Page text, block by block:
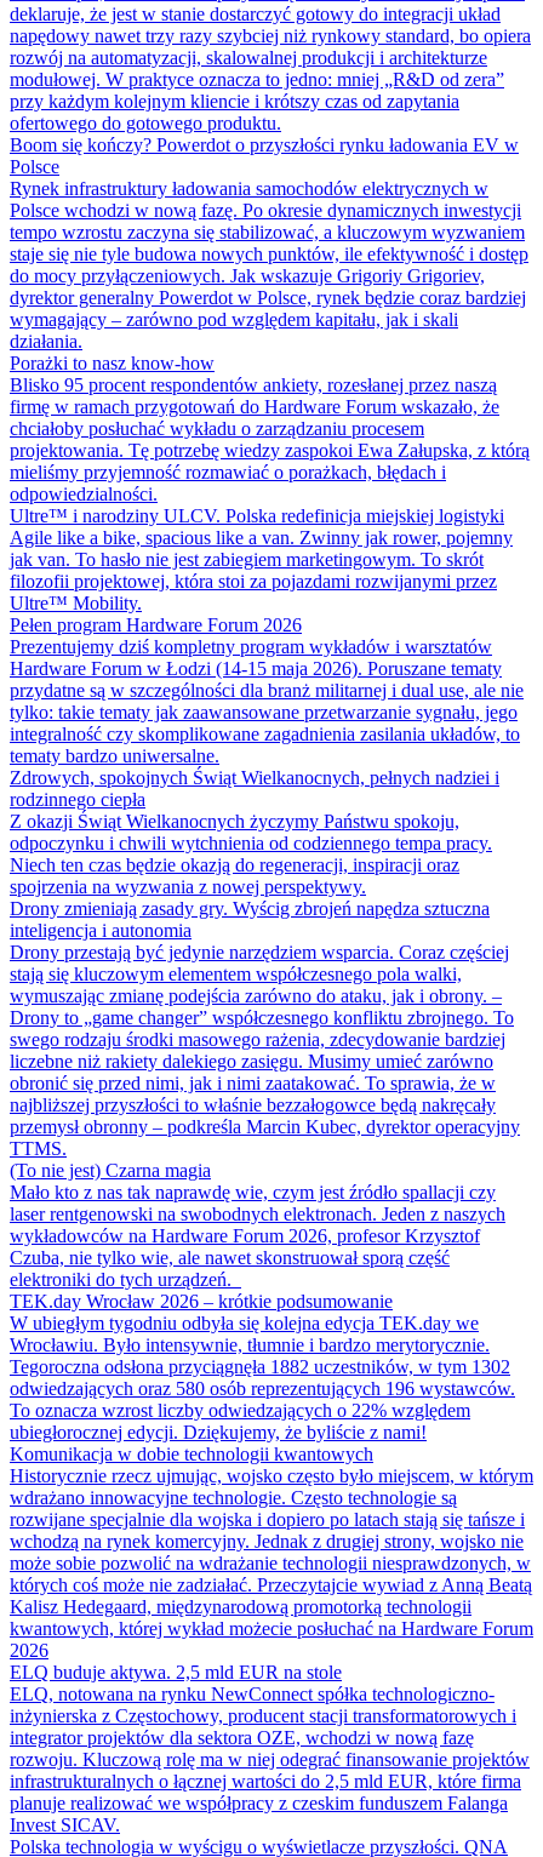
deklaruje, że jest w stanie dostarczyć gotowy do integracji układ
napędowy nawet trzy razy szybciej niż rynkowy standard, bo opiera
rozwój na automatyzacji, skalowalnej produkcji i architekturze
modułowej. W praktyce oznacza to jedno: mniej „R&D od zera”
przy każdym kolejnym kliencie i krótszy czas od zapytania
ofertowego do gotowego produktu.
Boom się kończy? Powerdot o przyszłości rynku ładowania EV w
Polsce
Rynek infrastruktury ładowania samochodów elektrycznych w
Polsce wchodzi w nową fazę. Po okresie dynamicznych inwestycji
tempo wzrostu zaczyna się stabilizować, a kluczowym wyzwaniem
staje się nie tyle budowa nowych punktów, ile efektywność i dostęp
do mocy przyłączeniowych. Jak wskazuje Grigoriy Grigoriev,
dyrektor generalny Powerdot w Polsce, rynek będzie coraz bardziej
wymagający – zarówno pod względem kapitału, jak i skali
działania.
Porażki to nasz know-how
Blisko 95 procent respondentów ankiety, rozesłanej przez naszą
firmę w ramach przygotowań do Hardware Forum wskazało, że
chciałoby posłuchać wykładu o zarządzaniu procesem
projektowania. Tę potrzebę wiedzy zaspokoi Ewa Załupska, z którą
mieliśmy przyjemność rozmawiać o porażkach, błędach i
odpowiedzialności.
Ultre™ i narodziny ULCV. Polska redefinicja miejskiej logistyki
Agile like a bike, spacious like a van. Zwinny jak rower, pojemny
jak van. To hasło nie jest zabiegiem marketingowym. To skrót
filozofii projektowej, która stoi za pojazdami rozwijanymi przez
Ultre™ Mobility.
Pełen program Hardware Forum 2026
Prezentujemy dziś kompletny program wykładów i warsztatów
Hardware Forum w Łodzi (14-15 maja 2026). Poruszane tematy
przydatne są w szczególności dla branż militarnej i dual use, ale nie
tylko: takie tematy jak zaawansowane przetwarzanie sygnału, jego
integralność czy skomplikowane zagadnienia zasilania układów, to
tematy bardzo uniwersalne.
Zdrowych, spokojnych Świąt Wielkanocnych, pełnych nadziei i
rodzinnego ciepła
Z okazji Świąt Wielkanocnych życzymy Państwu spokoju,
odpoczynku i chwili wytchnienia od codziennego tempa pracy.
Niech ten czas będzie okazją do regeneracji, inspiracji oraz
spojrzenia na wyzwania z nowej perspektywy.
Drony zmieniają zasady gry. Wyścig zbrojeń napędza sztuczna
inteligencja i autonomia
Drony przestają być jedynie narzędziem wsparcia. Coraz częściej
stają się kluczowym elementem współczesnego pola walki,
wymuszając zmianę podejścia zarówno do ataku, jak i obrony. –
Drony to „game changer” współczesnego konfliktu zbrojnego. To
swego rodzaju środki masowego rażenia, zdecydowanie bardziej
liczebne niż rakiety dalekiego zasięgu. Musimy umieć zarówno
obronić się przed nimi, jak i nimi zaatakować. To sprawia, że w
najbliższej przyszłości to właśnie bezzałogowce będą nakręcały
przemysł obronny – podkreśla Marcin Kubec, dyrektor operacyjny
TTMS.
(To nie jest) Czarna magia
Mało kto z nas tak naprawdę wie, czym jest źródło spallacji czy
laser rentgenowski na swobodnych elektronach. Jeden z naszych
wykładowców na Hardware Forum 2026, profesor Krzysztof
Czuba, nie tylko wie, ale nawet skonstruował sporą część
elektroniki do tych urządzeń.
TEK.day Wrocław 2026 – krótkie podsumowanie
W ubiegłym tygodniu odbyła się kolejna edycja TEK.day we
Wrocławiu. Było intensywnie, tłumnie i bardzo merytorycznie.
Tegoroczna odsłona przyciągnęła 1882 uczestników, w tym 1302
odwiedzających oraz 580 osób reprezentujących 196 wystawców.
To oznacza wzrost liczby odwiedzających o 22% względem
ubiegłorocznej edycji. Dziękujemy, że byliście z nami!
Komunikacja w dobie technologii kwantowych
Historycznie rzecz ujmując, wojsko często było miejscem, w którym
wdrażano innowacyjne technologie. Często technologie są
rozwijane specjalnie dla wojska i dopiero po latach stają się tańsze i
wchodzą na rynek komercyjny. Jednak z drugiej strony, wojsko nie
może sobie pozwolić na wdrażanie technologii niesprawdzonych, w
których coś może nie zadziałać. Przeczytajcie wywiad z Anną Beatą
Kalisz Hedegaard, międzynarodową promotorką technologii
kwantowych, której wykład możecie posłuchać na Hardware Forum
2026
ELQ buduje aktywa. 2,5 mld EUR na stole
ELQ, notowana na rynku NewConnect spółka technologiczno-
inżynierska z Częstochowy, producent stacji transformatorowych i
integrator projektów dla sektora OZE, wchodzi w nową fazę
rozwoju. Kluczową rolę ma w niej odegrać finansowanie projektów
infrastrukturalnych o łącznej wartości do 2,5 mld EUR, które firma
planuje realizować we współpracy z czeskim funduszem Falanga
Invest SICAV.
Polska technologia w wyścigu o wyświetlacze przyszłości. QNA